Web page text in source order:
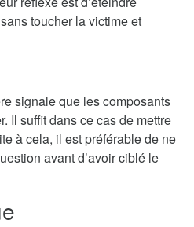
toucher la victime et
signale que les composants
Il suffit dans ce cas de mettre
à cela, il est préférable de ne
avant d’avoir ciblé le